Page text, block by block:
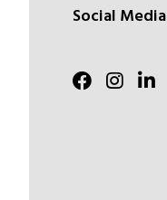
Social Media